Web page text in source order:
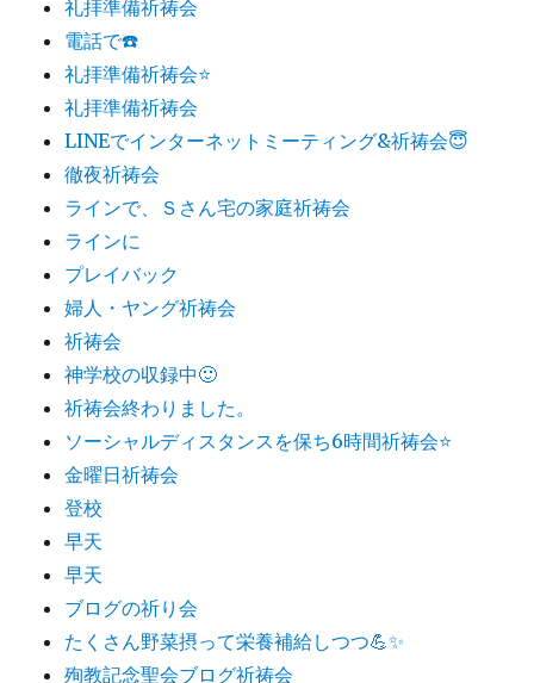
礼拝準備祈祷会
電話で☎️
礼拝準備祈祷会⭐️
礼拝準備祈祷会
LINEでインターネットミーティング&祈祷会😇
徹夜祈祷会
ラインで、Ｓさん宅の家庭祈祷会
ラインに
プレイバック
婦人・ヤング祈祷会
祈祷会
神学校の収録中🙂
祈祷会終わりました。
ソーシャルディスタンスを保ち6時間祈祷会⭐️
金曜日祈祷会
登校
早天
早天
ブログの祈り会
たくさん野菜摂って栄養補給しつつ💪✨
殉教記念聖会ブログ祈祷会